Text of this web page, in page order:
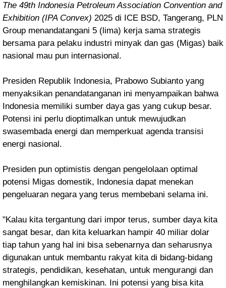
The 49th Indonesia Petroleum Association Convention and
Exhibition (IPA Convex) 2025 di ICE BSD, Tangerang, PLN
Group menandatangani 5 (lima) kerja sama strategis
bersama para pelaku industri minyak dan gas (Migas) baik
nasional mau pun internasional.
Presiden Republik Indonesia, Prabowo Subianto yang
menyaksikan penandatanganan ini menyampaikan bahwa
Indonesia memiliki sumber daya gas yang cukup besar.
Potensi ini perlu dioptimalkan untuk mewujudkan
swasembada energi dan memperkuat agenda transisi
energi nasional.
Presiden pun optimistis dengan pengelolaan optimal
potensi Migas domestik, Indonesia dapat menekan
pengeluaran negara yang terus membebani selama ini.
"Kalau kita tergantung dari impor terus, sumber daya kita
sangat besar, dan kita keluarkan hampir 40 miliar dolar
tiap tahun yang hal ini bisa sebenarnya dan seharusnya
digunakan untuk membantu rakyat kita di bidang-bidang
strategis, pendidikan, kesehatan, untuk mengurangi dan
menghilangkan kemiskinan. Ini potensi yang bisa kita